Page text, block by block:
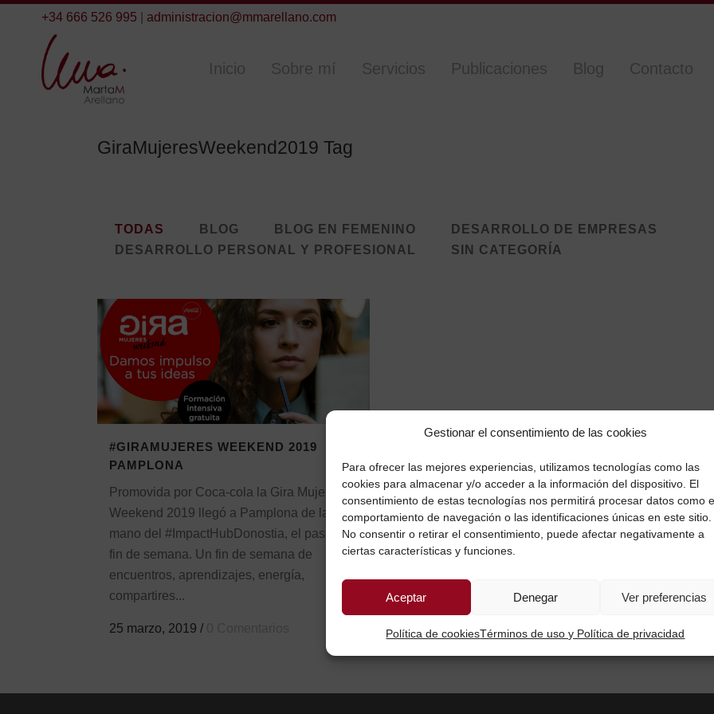
Gestionar el consentimiento de las cookies
Para ofrecer las mejores experiencias, utilizamos tecnologías como las
cookies para almacenar y/o acceder a la información del dispositivo. El
consentimiento de estas tecnologías nos permitirá procesar datos como
comportamiento de navegación o las identificaciones únicas en este sitio.
No consentir o retirar el consentimiento, puede afectar negativamente a
ciertas características y funciones.
Aceptar Denegar Ver preferencias
Política de cookiesTérminos de uso y Política de privacidad
+34 666 526 995 administracion@mmarellano.com
Inicio Sobre mí Servicios Publicaciones Blog Contacto
GiraMujeresWeekend2019 Tag
TODAS BLOG BLOG EN FEMENINO
DESARROLLO DE EMPRESAS
DESARROLLO PERSONAL Y PROFESIONAL
SIN CATEGORÍA
#GIRAMUJERES WEEKEND 2019
PAMPLONA
Promovida por Coca-cola la Gira Mujeres
Weekend 2019 llegó a Pamplona de la
mano del #ImpactHubDonostia, el pasado
fin de semana. Un fin de semana de
encuentros, aprendizajes, energía,
compartires...
25 marzo, 2019 /